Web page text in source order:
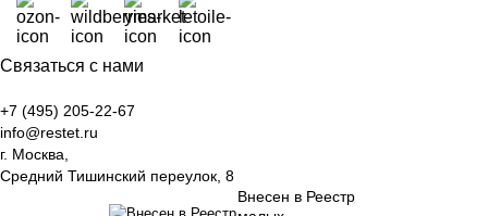
Связаться с нами
+7 (495) 205-22-67
info@restet.ru
г. Москва,
Средний Тишинский переулок, 8
Внесен в Реестр